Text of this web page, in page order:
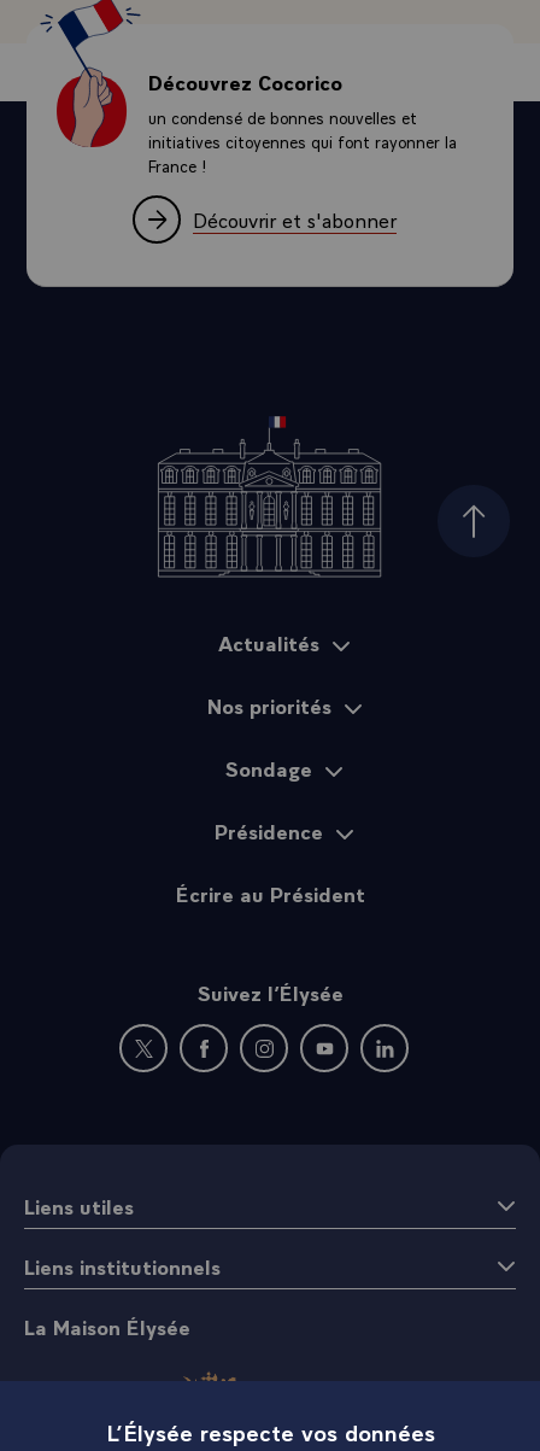
Découvrez Cocorico
un condensé de bonnes nouvelles et
initiatives citoyennes qui font rayonner la
France !
Découvrir et s'abonner
Haut
Actualités
Nos priorités
Sondage
Présidence
Écrire au Président
Suivez l’Élysée
Nouvelle fenêtre : rejoignez-nous sur Twitter
Nouvelle fenêtre : rejoignez-nous sur
Nouvelle fenêtre : rejoignez-nous
Nouvelle fenêtre :
Nouvelle fenêtre :
Liens utiles
Liens institutionnels
La Maison Élysée
L’Élysée respecte vos données